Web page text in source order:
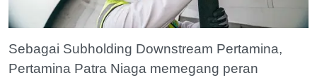
Sebagai Subholding Downstream Pertamina,
Pertamina Patra Niaga memegang peran